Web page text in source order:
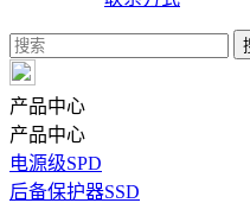
产品中心
产品中心
电源级SPD
后备保护器SSD